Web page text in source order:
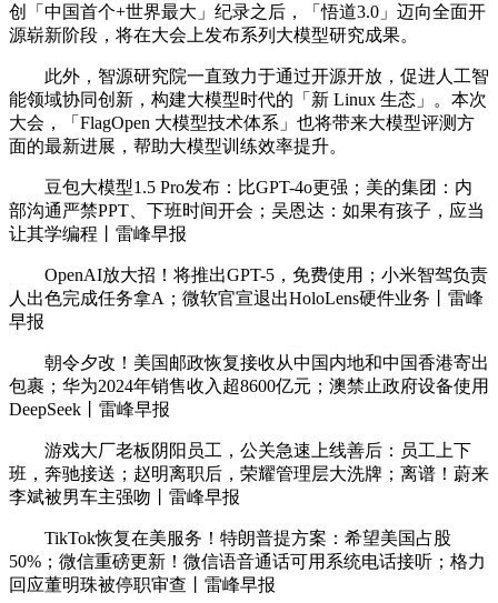
创「中国首个+世界最大」纪录之后，「悟道3.0」迈向全面开
源崭新阶段，将在大会上发布系列大模型研究成果。
此外，智源研究院一直致力于通过开源开放，促进人工智
能领域协同创新，构建大模型时代的「新 Linux 生态」。本次
大会，「FlagOpen 大模型技术体系」也将带来大模型评测方
面的最新进展，帮助大模型训练效率提升。
豆包大模型1.5 Pro发布：比GPT-4o更强；美的集团：内
部沟通严禁PPT、下班时间开会；吴恩达：如果有孩子，应当
让其学编程丨雷峰早报
OpenAI放大招！将推出GPT-5，免费使用；小米智驾负责
人出色完成任务拿A；微软官宣退出HoloLens硬件业务丨雷峰
早报
朝令夕改！美国邮政恢复接收从中国内地和中国香港寄出
包裹；华为2024年销售收入超8600亿元；澳禁止政府设备使用
DeepSeek丨雷峰早报
游戏大厂老板阴阳员工，公关急速上线善后：员工上下
班，奔驰接送；赵明离职后，荣耀管理层大洗牌；离谱！蔚来
李斌被男车主强吻丨雷峰早报
TikTok恢复在美服务！特朗普提方案：希望美国占股
50%；微信重磅更新！微信语音通话可用系统电话接听；格力
回应董明珠被停职审查丨雷峰早报